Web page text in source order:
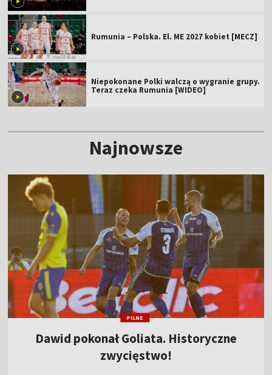
Rumunia – Polska. El. ME 2027 kobiet [MECZ]
Niepokonane Polki walczą o wygranie grupy.
Teraz czeka Rumunia [WIDEO]
Najnowsze
PILNE
Dawid pokonał Goliata. Historyczne
zwycięstwo!